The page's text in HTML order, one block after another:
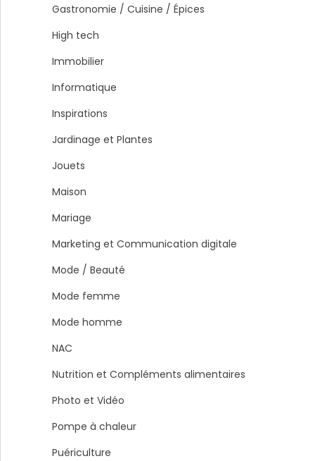
Gastronomie / Cuisine / Épices
High tech
Immobilier
Informatique
Inspirations
Jardinage et Plantes
Jouets
Maison
Mariage
Marketing et Communication digitale
Mode / Beauté
Mode femme
Mode homme
NAC
Nutrition et Compléments alimentaires
Photo et Vidéo
Pompe à chaleur
Puériculture